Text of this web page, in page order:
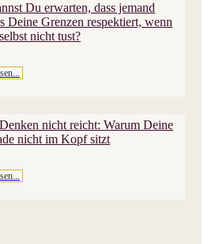
Du erwarten, dass jemand
Deine Grenzen respektiert, wenn
nicht tust?
nicht reicht: Warum Deine
nicht im Kopf sitzt